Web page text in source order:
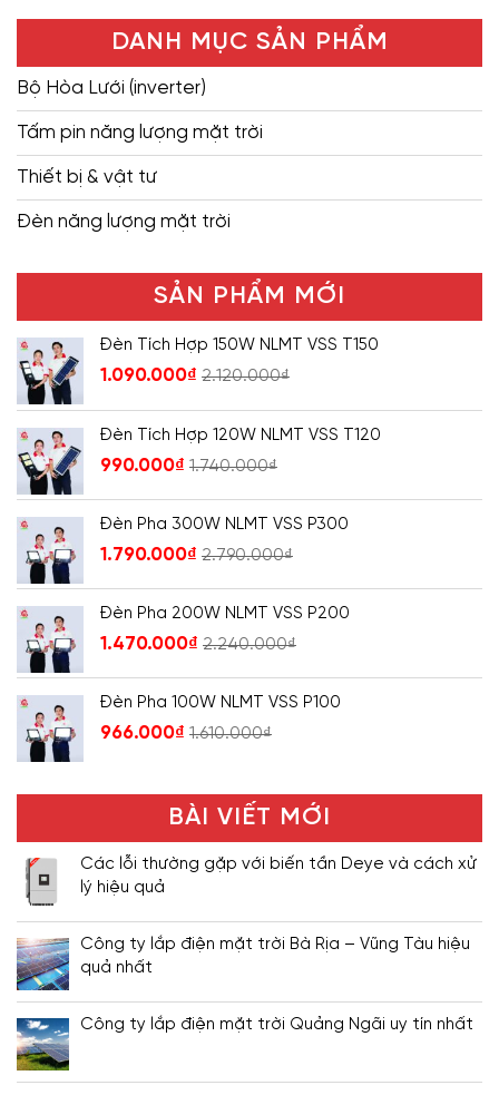
DANH MỤC SẢN PHẨM
Bộ Hòa Lưới (inverter)
Tấm pin năng lượng mặt trời
Thiết bị & vật tư
Đèn năng lượng mặt trời
SẢN PHẨM MỚI
Đèn Tích Hợp 150W NLMT VSS T150
1.090.000₫ 2.120.000₫
Đèn Tích Hợp 120W NLMT VSS T120
990.000₫ 1.740.000₫
Đèn Pha 300W NLMT VSS P300
1.790.000₫ 2.790.000₫
Đèn Pha 200W NLMT VSS P200
1.470.000₫ 2.240.000₫
Đèn Pha 100W NLMT VSS P100
966.000₫ 1.610.000₫
BÀI VIẾT MỚI
Các lỗi thường gặp với biến tần Deye và cách xử
lý hiệu quả
Công ty lắp điện mặt trời Bà Rịa – Vũng Tàu hiệu
quả nhất
Công ty lắp điện mặt trời Quảng Ngãi uy tín nhất